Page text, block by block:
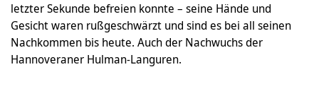
letzter Sekunde befreien konnte – seine Hände und
Gesicht waren rußgeschwärzt und sind es bei all seinen
Nachkommen bis heute. Auch der Nachwuchs der
Hannoveraner Hulman-Languren.